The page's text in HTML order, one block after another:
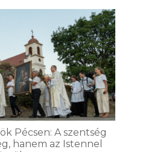
Pécsen: A szentség
hanem az Istennel